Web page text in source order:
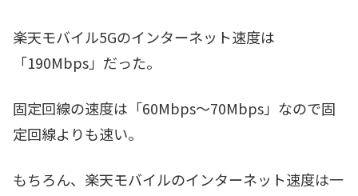
楽天モバイル5Gのインターネット速度は
「190Mbps」だった。
固定回線の速度は「60Mbps～70Mbps」なので固
定回線よりも速い。
もちろん、楽天モバイルのインターネット速度は一